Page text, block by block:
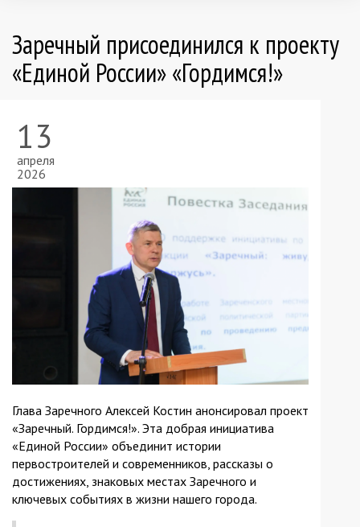
Заречный присоединился к проекту
«Единой России» «Гордимся!»
13
апреля
2026
Глава Заречного Алексей Костин анонсировал проект
«Заречный. Гордимся!». Эта добрая инициатива
«Единой России» объединит истории
первостроителей и современников, рассказы о
достижениях, знаковых местах Заречного и
ключевых событиях в жизни нашего города.